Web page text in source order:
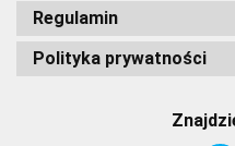
Regulamin
Polityka prywatności